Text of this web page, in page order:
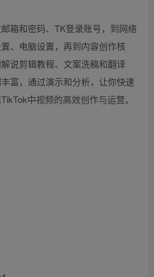
箱和密码、TK登录账号，到网络
、电脑设置，再到内容创作核
说剪辑教程、文案洗稿和翻译
富，通过演示和分析，让你快速
中视频的高效创作与运营。